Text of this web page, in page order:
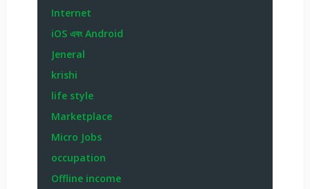
Internet
iOS এবং Android
Jeneral
krishi
life style
Marketplace
Micro Jobs
occupation
Offline income